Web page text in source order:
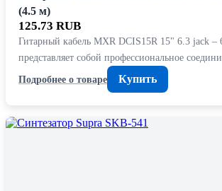
(4.5 м)
125.73 RUB
Гитарный кабель MXR DCIS15R 15" 6.3 jack –
представляет собой профессиональное
Подробнее о товаре
Купить